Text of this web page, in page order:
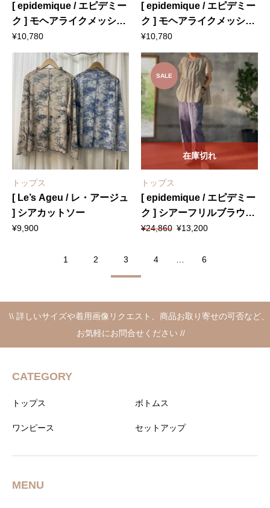
[ epidemique / エピデミー
ク ] モヘアライクメッシュ
ニットカーディガン
¥10,780
[ epidemique / エピデミー
ク ] モヘアライクメッシュ
ニットプルオーバー
¥10,780
トップス
[ Le’s Ageu / レ・アージュ
] シアカットソー
¥9,900
トップス
[ epidemique / エピデミー
ク ] シアーフリルブラウス
+ [ Days / デイズ ] ペイズ
¥24,860
元
た。
¥13,200
現
す。
SALE
在庫切れ
1 2 3 4 6
\\ 詳しいサイズや着用画像リクエスト、商品お取り寄せの可否など、
お気軽にお問合せください //
CATEGORY
トップス ボトムス
ワンピース セットアップ
MENU